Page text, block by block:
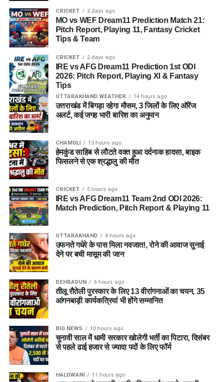
CRICKET 2 days ago
MO vs WEF Dream11 Prediction Match 21:
Pitch Report, Playing 11, Fantasy Cricket
Tips & Team
CRICKET 2 days ago
IRE vs AFG Dream11 Prediction 1st ODI
2026: Pitch Report, Playing XI & Fantasy
Tips
UTTARAKHAND WEATHER 14 hours ago
उत्तराखंड में बिगड़ा रहेगा मौसम, 3 जिलों के लिए ऑरेंज
अलर्ट, कई जगह भारी बारिश का अनुमान
CHAMOLI 13 hours ago
हेमकुंड साहिब से लौटते वक्त हुआ दर्दनाक हादसा, बाइक
फिसलने से एक श्रद्धालु की मौत
CRICKET 5 hours ago
IRE vs AFG Dream11 Team 2nd ODI 2026:
Match Prediction, Pitch Report & Playing 11
UTTARAKHAND 8 hours ago
उफनते गधेरे के पास मिला नवजात!, रोने की आवाज सुनाई
देने पर बची मासूम की जान
DEHRADUN 6 hours ago
तीलू रौतेली पुरस्कार के लिए 13 वीरांगनाओं का चयन, 35
आंगनबाड़ी कार्यकत्रियां भी होंगे सम्मानित
BIG NEWS 10 hours ago
चुनावी साल में धामी सरकार खोलेगी भर्ती का पिटारा, दिसंबर
से पहले ढाई हजार से ज्यादा पदों के लिए फॉर्म
HALDWANI 11 hours ago